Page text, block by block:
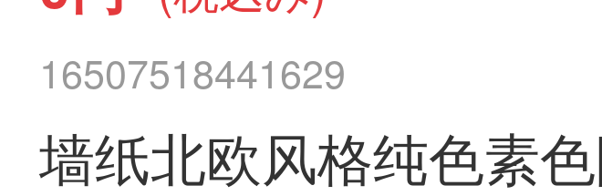
16507518441629
墙纸北欧风格纯色素